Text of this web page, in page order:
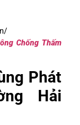
Chống Thấm
Phát
Hải